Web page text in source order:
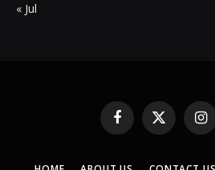
« Jul
Facebook
X
(Twitter)